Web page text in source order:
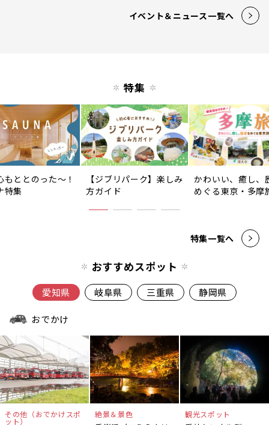
イベント＆ニュース一覧へ
特集
もととのった〜！
特集
【ジブリパーク】楽しみ
方ガイド
かわいい、癒し、
めぐる東京・多摩
特集一覧へ
おすすめスポット
愛知県 岐阜県 三重県 静岡県
おでかけ
その他（おでかけスポ
ット）
絶景＆景色 観光スポット